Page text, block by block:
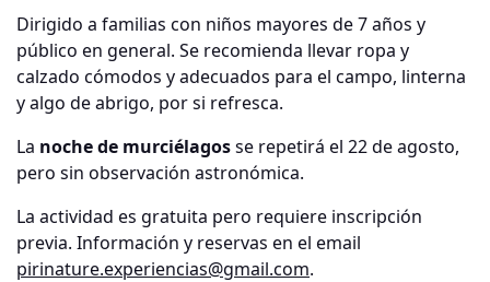
Dirigido a familias con niños mayores de 7 años y
público en general. Se recomienda llevar ropa y
calzado cómodos y adecuados para el campo, linterna
y algo de abrigo, por si refresca.
La noche de murciélagosse repetirá el 22 de agosto,
pero sin observación astronómica.
La actividad es gratuita pero requiere inscripción
previa. Información y reservas en el email
pirinature.experiencias@gmail.com.